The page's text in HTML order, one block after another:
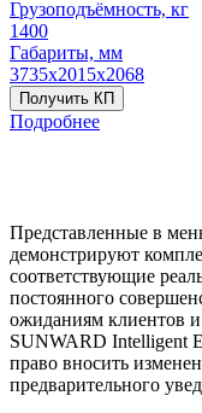
Грузоподъёмность, кг
1400
Габариты, мм
3735х2015х2068
Получить КП
Подробнее
Представленные в
демонстрируют
соответствующие
постоянного
ожиданиям клиентов и
SUNWARD Intelligent
право вносить
предварительного